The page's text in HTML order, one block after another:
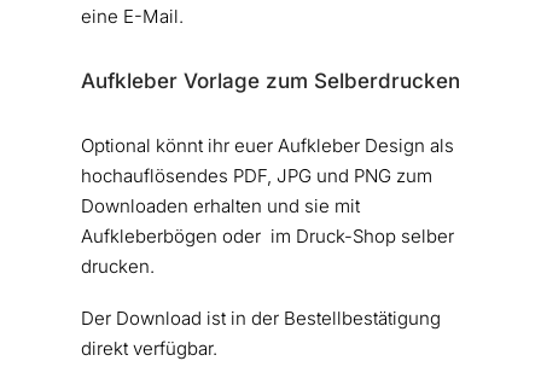
eine E-Mail.
Aufkleber Vorlage zum Selberdrucken
Optional könnt ihr euer Aufkleber Design als
hochauflösendes PDF, JPG und PNG zum
Downloaden erhalten und sie mit
Aufkleberbögen oder im Druck-Shop selber
drucken.
Der Download ist in der Bestellbestätigung
direkt verfügbar.